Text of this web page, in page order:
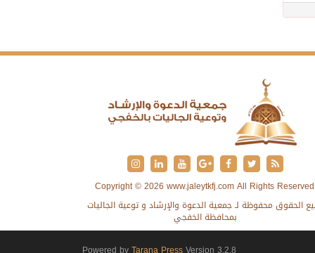
Copyright © 2026 www.jaleytkfj.com All Rights
الحقوق محفوظة لـ جمعية الدعوة والإرشاد و توعية الجاليات
بمحافظة الخفجي